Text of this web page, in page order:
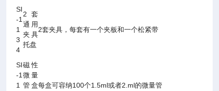
SI
-1
1
3
4
2套
通用
夹具
托盘
2套夹具，每套有一个夹板和一个松紧带
SI
-1
1
磁性
微量
管盒每盒可容纳100个1.5ml或者2.ml的微量管